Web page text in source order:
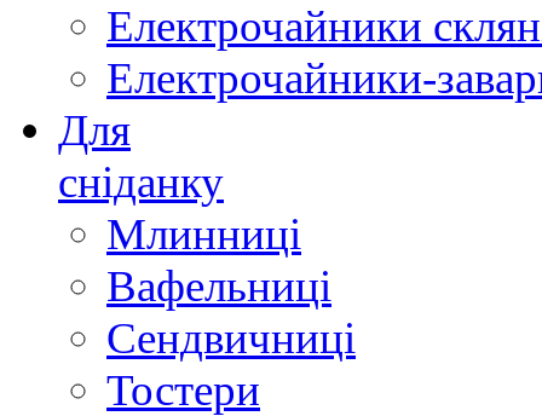
Електрочайники
Електрочайники-
Для
сніданку
Млинниці
Вафельниці
Сендвичниці
Тостери